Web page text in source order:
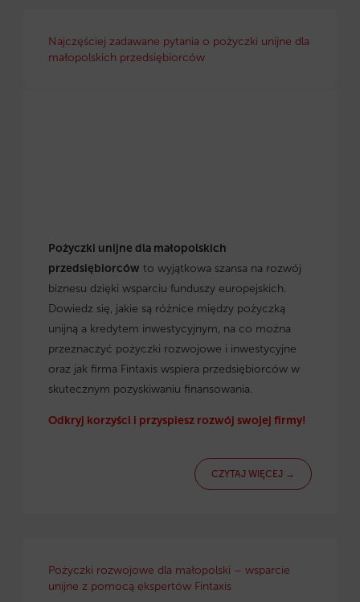
Najczęściej zadawane pytania o pożyczki unijne dla
małopolskich przedsiębiorców
Pożyczki unijne dla małopolskich
przedsiębiorców to wyjątkowa szansa na rozwój
biznesu dzięki wsparciu funduszy europejskich.
Dowiedz się, jakie są różnice między pożyczką
unijną a kredytem inwestycyjnym, na co można
przeznaczyć pożyczki rozwojowe i inwestycyjne
oraz jak firma Fintaxis wspiera przedsiębiorców w
skutecznym pozyskiwaniu finansowania.
Odkryj korzyści i przyspiesz rozwój swojej firmy!
CZYTAJ WIĘCEJ →
Pożyczki rozwojowe dla małopolski – wsparcie
unijne z pomocą ekspertów Fintaxis